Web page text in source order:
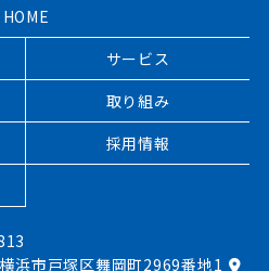
HOME
サービス
取り組み
採用情報
浜市戸塚区舞岡町2969番地1